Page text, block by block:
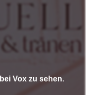
Vox zu sehen.